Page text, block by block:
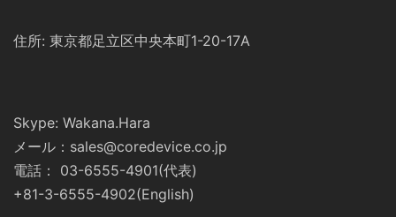
住所: 東京都足立区中央本町1-20-17A
Skype: Wakana.Hara
メール：sales@coredevice.co.jp
電話： 03-6555-4901(代表)
+81-3-6555-4902(English)